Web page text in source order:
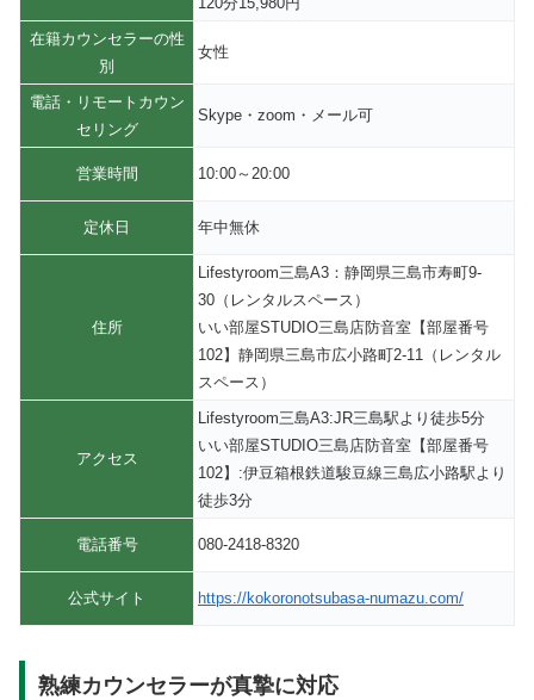
在籍カウンセラーの性
別
女性
電話・リモートカウン
セリング
Skype・zoom・メール可
営業時間 10:00～20:00
定休日 年中無休
住所
Lifestyroom三島A3：静岡県三島市寿町9-
30（レンタルスペース）
いい部屋STUDIO三島店防音室【部屋番号
102】静岡県三島市広小路町2‐11（レンタル
スペース）
アクセス
Lifestyroom三島A3:JR三島駅より徒歩5分
いい部屋STUDIO三島店防音室【部屋番号
102】:伊豆箱根鉄道駿豆線三島広小路駅より
徒歩3分
電話番号 080-2418-8320
公式サイト https://kokoronotsubasa-numazu.com/
熟練カウンセラーが真摯に対応